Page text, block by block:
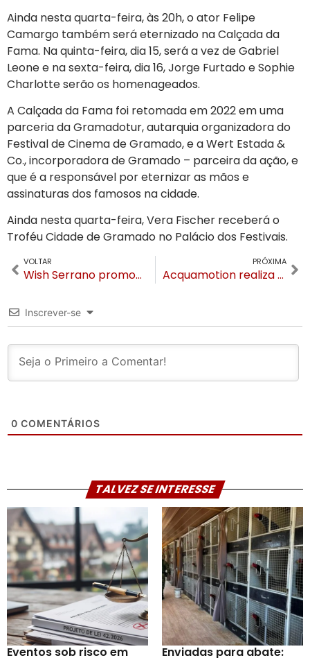
Ainda nesta quarta-feira, às 20h, o ator Felipe
Camargo também será eternizado na Calçada da
Fama. Na quinta-feira, dia 15, será a vez de Gabriel
Leone e na sexta-feira, dia 16, Jorge Furtado e Sophie
Charlotte serão os homenageados.
A Calçada da Fama foi retomada em 2022 em uma
parceria da Gramadotur, autarquia organizadora do
Festival de Cinema de Gramado, e a Wert Estada &
Co., incorporadora de Gramado – parceira da ação, e
que é a responsável por eternizar as mãos e
assinaturas dos famosos na cidade.
Ainda nesta quarta-feira, Vera Fischer receberá o
Troféu Cidade de Gramado no Palácio dos Festivais.
VOLTAR
Wish Serrano promove “Feijoada das Estrelas” no Festival de Cinema
PRÓXIMA
Acquamotion realiza 2ª Edição da Pool Party e espera mais de 2 mil pessoas
Inscrever-se
0 COMENTÁRIOS
TALVEZ SE INTERESSE
Eventos sob risco em
Enviadas para abate: